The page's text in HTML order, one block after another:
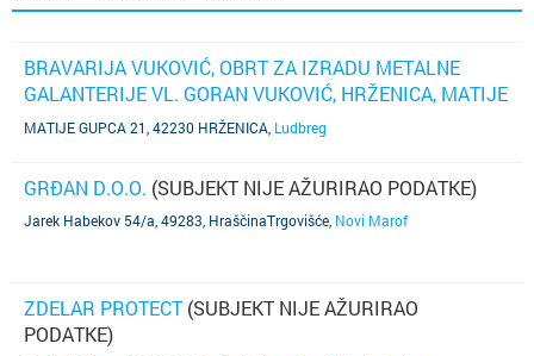
BRAVARIJA VUKOVIĆ, OBRT ZA IZRADU METALNE
GALANTERIJE VL. GORAN VUKOVIĆ, HRŽENICA, MATIJE
GUPCA 21(SUBJEKT NIJE AŽURIRAO PODATKE)
MATIJE GUPCA 21, 42230 HRŽENICA Ludbreg
GRĐAN D.O.O. (SUBJEKT NIJE AŽURIRAO PODATKE)
Jarek Habekov 54/a, 49283, HraščinaTrgovišće Novi Marof
ZDELAR PROTECT(SUBJEKT NIJE AŽURIRAO
PODATKE)